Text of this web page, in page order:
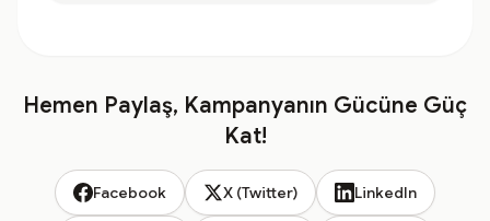
Hemen Paylaş, Kampanyanın Gücüne Güç
Kat!
Facebook X (Twitter) LinkedIn